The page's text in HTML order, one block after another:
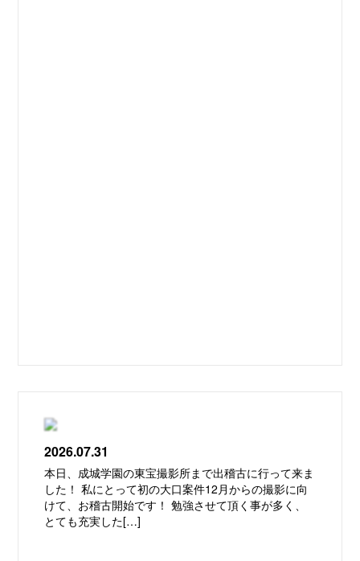
2026.07.31
本日、成城学園の東宝撮影所まで出稽古に行って来ま
した！ 私にとって初の大口案件12月からの撮影に向
けて、お稽古開始です！ 勉強させて頂く事が多く、
とても充実した[…]